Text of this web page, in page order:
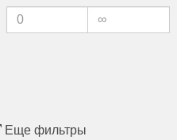
Еще фильтры